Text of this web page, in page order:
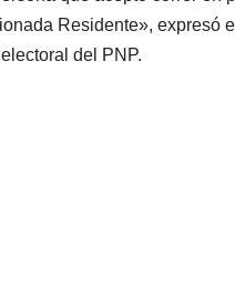
Residente», expresó
del PNP.